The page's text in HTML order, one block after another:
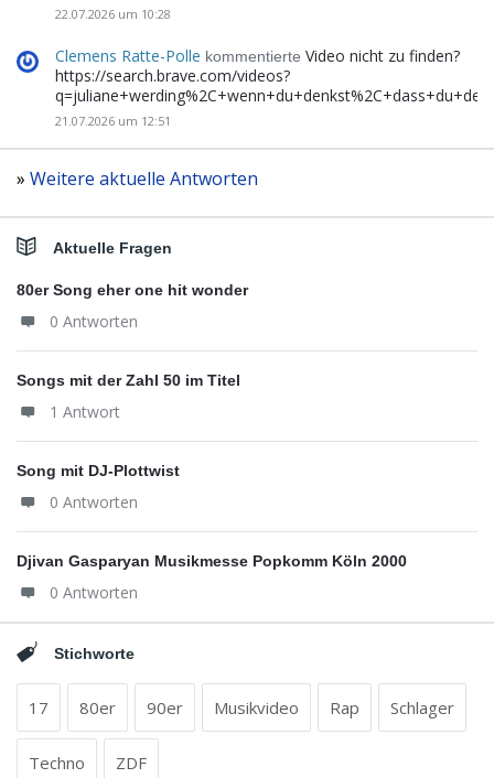
22.07.2026 um 10:28
Clemens Ratte-Polle kommentierte Video nicht zu finden?
https://search.brave.com/videos?
21.07.2026 um 12:51
» Weitere aktuelle Antworten
Aktuelle Fragen
80er Song eher one hit wonder
0 Antworten
Songs mit der Zahl 50 im Titel
1 Antwort
Song mit DJ-Plottwist
0 Antworten
Djivan Gasparyan Musikmesse Popkomm Köln 2000
0 Antworten
Stichworte
17 80er 90er Musikvideo Rap Schlager
Techno ZDF